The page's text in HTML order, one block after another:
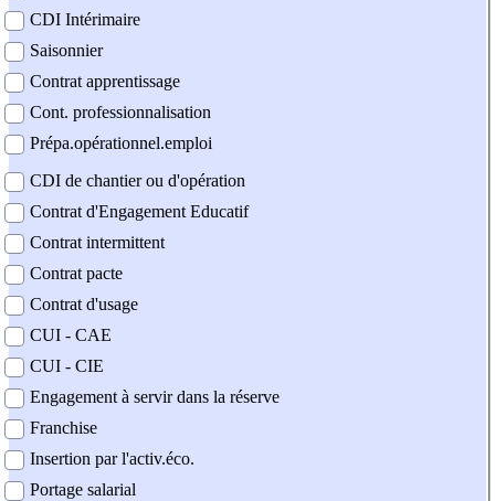
CDI Intérimaire
Saisonnier
Contrat apprentissage
Cont. professionnalisation
Prépa.opérationnel.emploi
CDI de chantier ou d'opération
Contrat d'Engagement Educatif
Contrat intermittent
Contrat pacte
Contrat d'usage
CUI - CAE
CUI - CIE
Engagement à servir dans la réserve
Franchise
Insertion par l'activ.éco.
Portage salarial